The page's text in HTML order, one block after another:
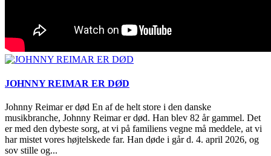
JOHNNY REIMAR ER DØD
Johnny Reimar er død En af de helt store i den danske
musikbranche, Johnny Reimar er død. Han blev 82 år gammel. Det
er med den dybeste sorg, at vi på familiens vegne må meddele, at vi
har mistet vores højtelskede far. Han døde i går d. 4. april 2026, og
sov stille og...